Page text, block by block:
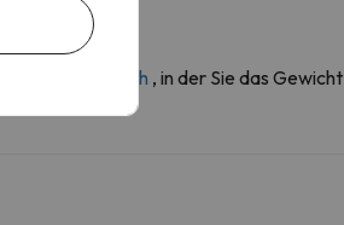
Kontaktbereich , in der Sie das Gewicht